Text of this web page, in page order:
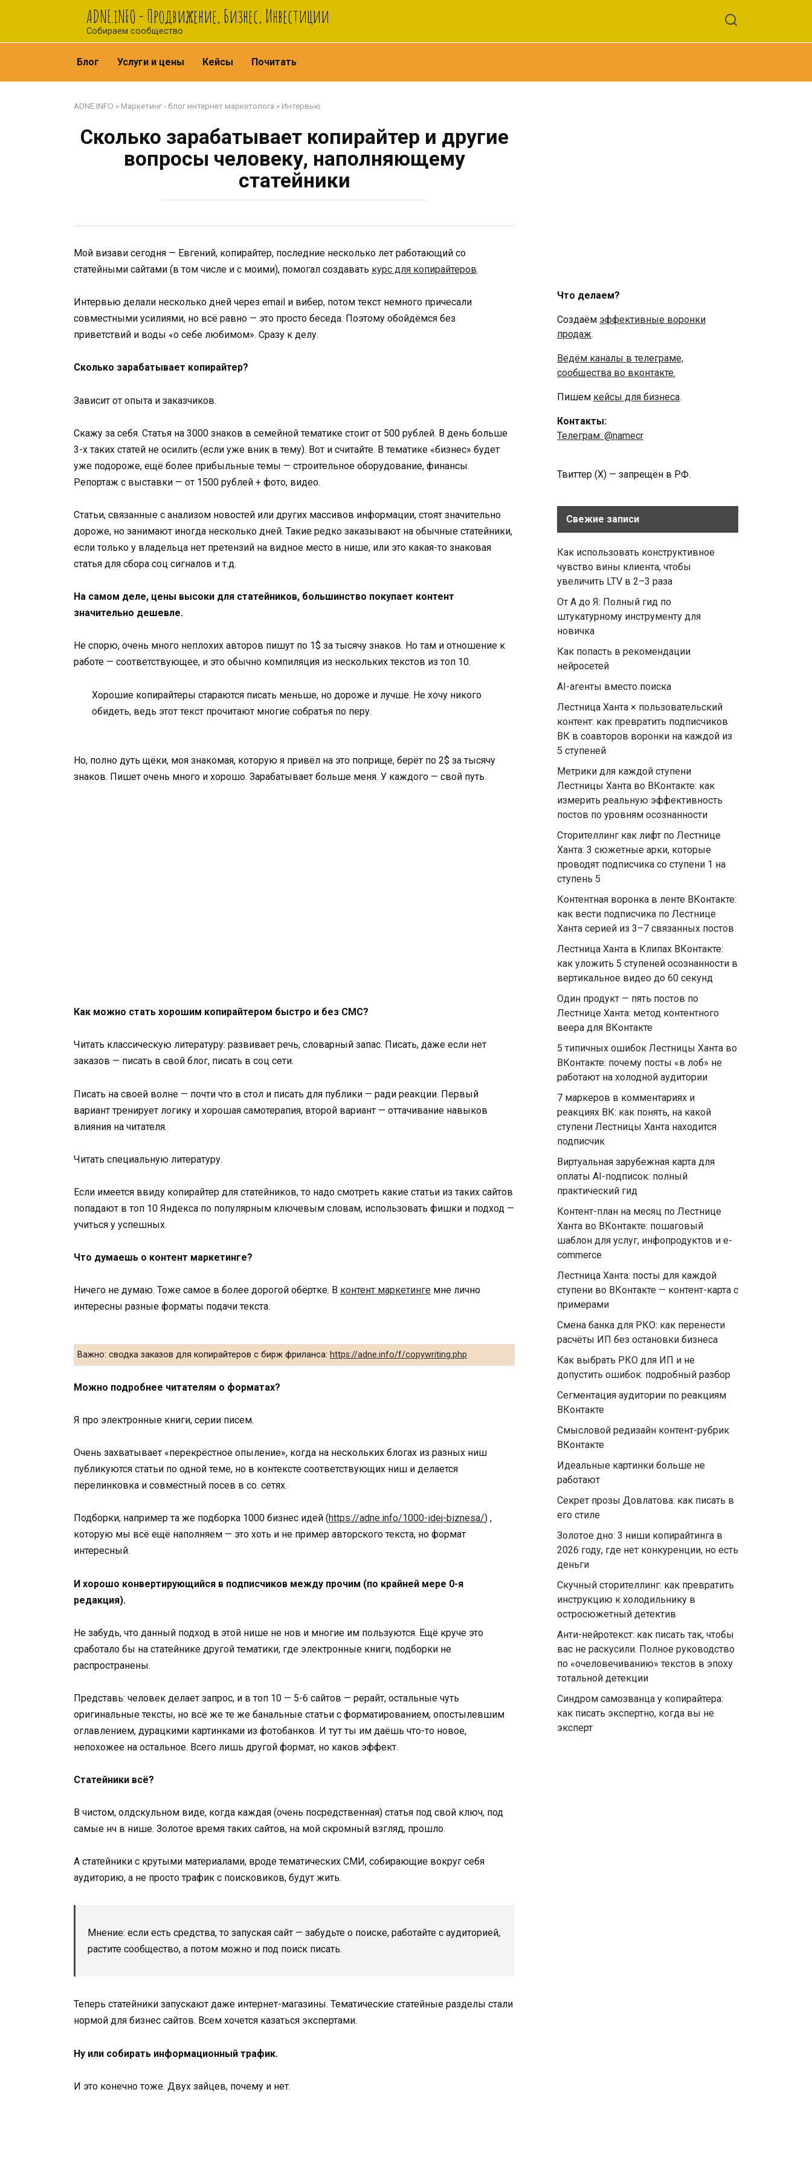
ADNE.iNFO - Продвижение, Бизнес, Инвестиции
Собираем сообщество
Блог Услуги и цены Кейсы Почитать
ADNE.INFO » Маркетинг - блог интернет маркетолога » Интервью
Сколько зарабатывает копирайтер и другие
вопросы человеку, наполняющему
статейники
Мой визави сегодня — Евгений, копирайтер, последние несколько лет работающий со
статейными сайтами (в том числе и с моими), помогал создавать курс для копирайтеров.
Интервью делали несколько дней через email и вибер, потом текст немного причесали
совместными усилиями, но всё равно — это просто беседа. Поэтому обойдёмся без
приветствий и воды «о себе любимом». Сразу к делу.
Сколько зарабатывает копирайтер?
Зависит от опыта и заказчиков.
Скажу за себя. Статья на 3000 знаков в семейной тематике стоит от 500 рублей. В день больше
3-х таких статей не осилить (если уже вник в тему). Вот и считайте. В тематике «бизнес» будет
уже подороже, ещё более прибыльные темы — строительное оборудование, финансы.
Репортаж с выставки — от 1500 рублей + фото, видео.
Статьи, связанные с анализом новостей или других массивов информации, стоят значительно
дороже, но занимают иногда несколько дней. Такие редко заказывают на обычные статейники,
если только у владельца нет претензий на видное место в нише, или это какая-то знаковая
статья для сбора соц сигналов и т.д.
На самом деле, цены высоки для статейников, большинство покупает контент
значительно дешевле.
Не спорю, очень много неплохих авторов пишут по 1$ за тысячу знаков. Но там и отношение к
работе — соответствующее, и это обычно компиляция из нескольких текстов из топ 10.
Хорошие копирайтеры стараются писать меньше, но дороже и лучше. Не хочу никого
обидеть, ведь этот текст прочитают многие собратья по перу.
Но, полно дуть щёки, моя знакомая, которую я привёл на это поприще, берёт по 2$ за тысячу
знаков. Пишет очень много и хорошо. Зарабатывает больше меня. У каждого — свой путь.
Как можно стать хорошим копирайтером быстро и без СМС?
Читать классическую литературу: развивает речь, словарный запас. Писать, даже если нет
заказов — писать в свой блог, писать в соц сети.
Писать на своей волне — почти что в стол и писать для публики — ради реакции. Первый
вариант тренирует логику и хорошая самотерапия, второй вариант — оттачивание навыков
влияния на читателя.
Читать специальную литературу.
Если имеется ввиду копирайтер для статейников, то надо смотреть какие статьи из таких сайтов
попадают в топ 10 Яндекса по популярным ключевым словам, использовать фишки и подход —
учиться у успешных.
Что думаешь о контент маркетинге?
Ничего не думаю. Тоже самое в более дорогой обёртке. В контент маркетинге мне лично
интересны разные форматы подачи текста.
Важно: сводка заказов для копирайтеров с бирж фриланса: https://adne.info/f/copywriting.php
Можно подробнее читателям о форматах?
Я про электронные книги, серии писем.
Очень захватывает «перекрёстное опыление», когда на нескольких блогах из разных ниш
публикуются статьи по одной теме, но в контексте соответствующих ниш и делается
перелинковка и совместный посев в со. сетях.
Подборки, например та же подборка 1000 бизнес идей (https://adne.info/1000-idej-biznesa/) ,
которую мы всё ещё наполняем — это хоть и не пример авторского текста, но формат
интересный.
И хорошо конвертирующийся в подписчиков между прочим (по крайней мере 0-я
редакция).
Не забудь, что данный подход в этой нише не нов и многие им пользуются. Ещё круче это
сработало бы на статейнике другой тематики, где электронные книги, подборки не
распространены.
Представь: человек делает запрос, и в топ 10 — 5-6 сайтов — рерайт, остальные чуть
оригинальные тексты, но всё же те же банальные статьи с форматированием, опостылевшим
оглавлением, дурацкими картинками из фотобанков. И тут ты им даёшь что-то новое,
непохожее на остальное. Всего лишь другой формат, но каков эффект.
Статейники всё?
В чистом, олдскульном виде, когда каждая (очень посредственная) статья под свой ключ, под
самые нч в нише. Золотое время таких сайтов, на мой скромный взгляд, прошло.
А статейники с крутыми материалами, вроде тематических СМИ, собирающие вокруг себя
аудиторию, а не просто трафик с поисковиков, будут жить.
Мнение: если есть средства, то запуская сайт — забудьте о поиске, работайте с аудиторией,
растите сообщество, а потом можно и под поиск писать.
Теперь статейники запускают даже интернет-магазины. Тематические статейные разделы стали
нормой для бизнес сайтов. Всем хочется казаться экспертами.
Ну или собирать информационный трафик.
И это конечно тоже. Двух зайцев, почему и нет.
Что делаем?
Создаём эффективные воронки
продаж.
Ведём каналы в телеграме,
сообщества во вконтакте.
Пишем кейсы для бизнеса.
Контакты:
Телеграм: @namecr
Твиттер (Х) — запрещён в РФ.
Свежие записи
Как использовать конструктивное
чувство вины клиента, чтобы
увеличить LTV в 2–3 раза
От А до Я: Полный гид по
штукатурному инструменту для
новичка
Как попасть в рекомендации
нейросетей
AI-агенты вместо поиска
Лестница Ханта × пользовательский
контент: как превратить подписчиков
ВК в соавторов воронки на каждой из
5 ступеней
Метрики для каждой ступени
Лестницы Ханта во ВКонтакте: как
измерить реальную эффективность
постов по уровням осознанности
Сторителлинг как лифт по Лестнице
Ханта: 3 сюжетные арки, которые
проводят подписчика со ступени 1 на
ступень 5
Контентная воронка в ленте ВКонтакте:
как вести подписчика по Лестнице
Ханта серией из 3–7 связанных постов
Лестница Ханта в Клипах ВКонтакте:
как уложить 5 ступеней осознанности в
вертикальное видео до 60 секунд
Один продукт — пять постов по
Лестнице Ханта: метод контентного
веера для ВКонтакте
5 типичных ошибок Лестницы Ханта во
ВКонтакте: почему посты «в лоб» не
работают на холодной аудитории
7 маркеров в комментариях и
реакциях ВК: как понять, на какой
ступени Лестницы Ханта находится
подписчик
Виртуальная зарубежная карта для
оплаты AI-подписок: полный
практический гид
Контент-план на месяц по Лестнице
Ханта во ВКонтакте: пошаговый
шаблон для услуг, инфопродуктов и e-
commerce
Лестница Ханта: посты для каждой
ступени во ВКонтакте — контент-карта с
примерами
Смена банка для РКО: как перенести
расчёты ИП без остановки бизнеса
Как выбрать РКО для ИП и не
допустить ошибок: подробный разбор
Сегментация аудитории по реакциям
ВКонтакте
Смысловой редизайн контент-рубрик
ВКонтакте
Идеальные картинки больше не
работают
Секрет прозы Довлатова: как писать в
его стиле
Золотое дно: 3 ниши копирайтинга в
2026 году, где нет конкуренции, но есть
деньги
Скучный сторителлинг: как превратить
инструкцию к холодильнику в
остросюжетный детектив
Анти-нейротекст: как писать так, чтобы
вас не раскусили. Полное руководство
по «очеловечиванию» текстов в эпоху
тотальной детекции
Синдром самозванца у копирайтера:
как писать экспертно, когда вы не
эксперт